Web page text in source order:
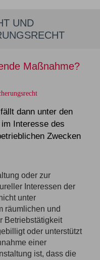
UND
Maßnahme?
dann unter den
Interesse des
Zwecken
oder zur
Interessen der
unter
räumlichen und
Betriebstätigkeit
oder unterstützt
einer
ist, dass die